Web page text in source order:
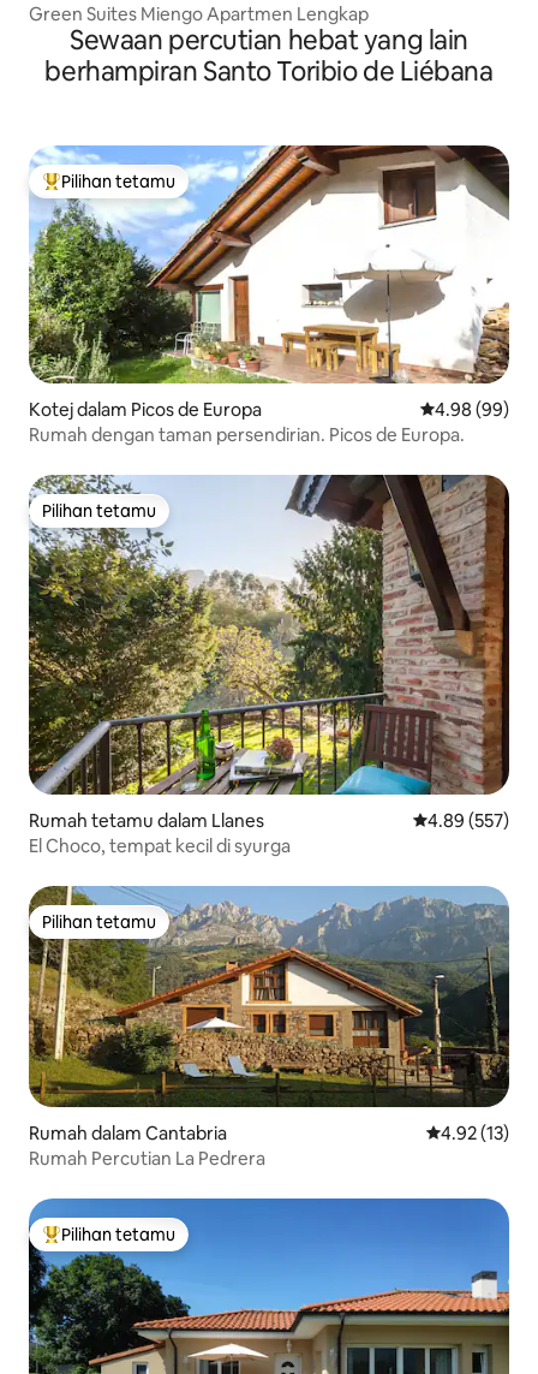
Green Suites Miengo Apartmen Lengkap
Sewaan percutian hebat yang lain
berhampiran Santo Toribio de Liébana
Pilihan utama tetamu
Pilihan tetamu
Kotej dalam Picos de Europa Penarafan
4.98 (99)
Rumah dengan taman persendirian. Picos de Europa.
Pilihan tetamu
Pilihan tetamu
Rumah tetamu dalam Llanes Penarafan
4.89 (557)
El Choco, tempat kecil di syurga
Pilihan tetamu
Pilihan tetamu
Rumah dalam Cantabria Penarafan
4.92 (13)
Rumah Percutian La Pedrera
Pilihan utama tetamu
Pilihan tetamu